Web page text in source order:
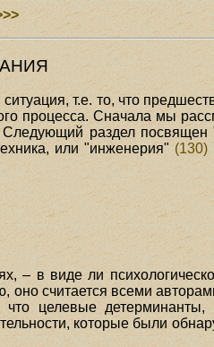
т.е. то, что
процесса. Сначала мы
Следующий раздел
или "инженерия" (130)
– в виде ли
оно считается всеми
целевые
которые были